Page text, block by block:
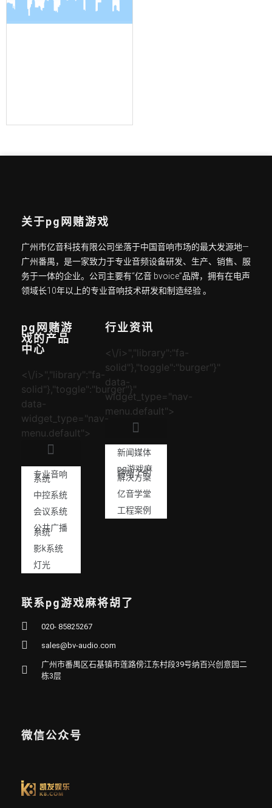
关于pg网赌游戏
广州市亿音科技有限公司坐落于中国音响市场的最大发源地—
广州番禺，是一家致力于专业音频设备研发、生产、销售、服
务于一体的企业。公司主要有“亿音 bvoice”品牌，拥有在电声
领域长10年以上的专业音响技术研发和制造经验 。
pg网赌游
戏的产品
中心
<\/i>","library":"fa-
solid"},"toggle":"burger"}"
data-
widget_type="nav-
menu.default">
专业音响
系统
中控系统
会议系统
公共广播
系统
影k系统
灯光
行业资讯
<\/i>","library":"fa-
solid"},"toggle":"burger"}"
data-
widget_type="nav-
menu.default">
新闻媒体
pg游戏麻
将胡了的
解决方案
亿音学堂
工程案例
联系pg游戏麻将胡了
020- 85825267
sales@bv-audio.com
广州市番禺区石基镇市莲路傍江东村段39号纳百兴创意园二
栋3层
微信公众号